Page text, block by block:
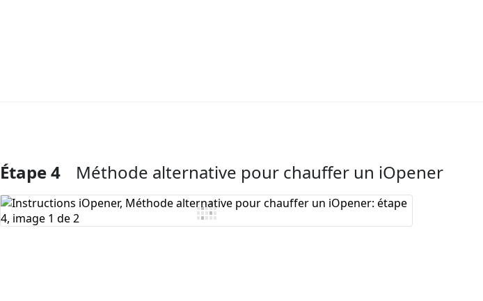
Ajouter un commentaire
Étape 4 Méthode alternative pour chauffer un iOpener